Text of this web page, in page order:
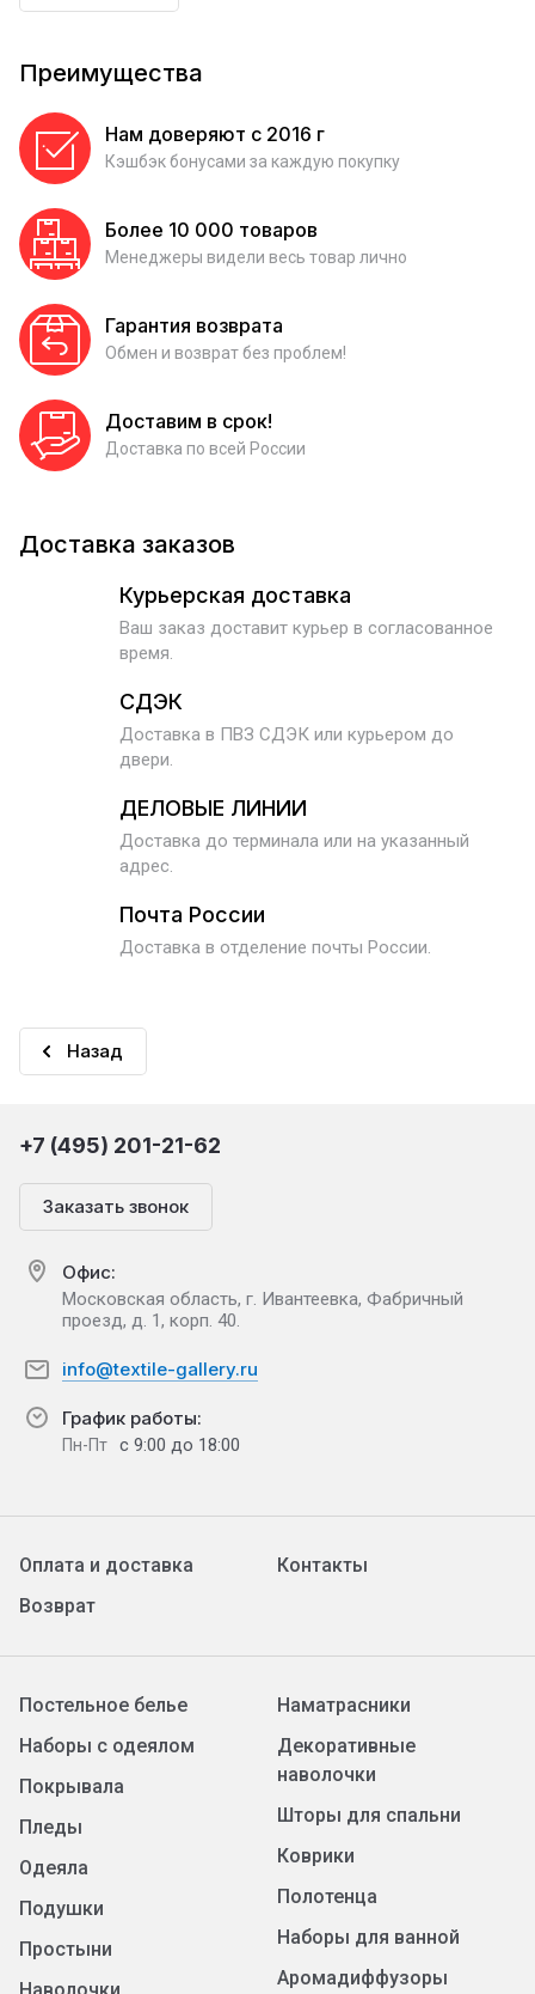
Преимущества
Нам доверяют с 2016 г
Кэшбэк бонусами за каждую покупку
Более 10 000 товаров
Менеджеры видели весь товар лично
Гарантия возврата
Обмен и возврат без проблем!
Доставим в срок!
Доставка по всей России
Доставка заказов
Курьерская доставка
Ваш заказ доставит курьер в согласованное
время.
СДЭК
Доставка в ПВЗ СДЭК или курьером до
двери.
ДЕЛОВЫЕ ЛИНИИ
Доставка до терминала или на указанный
адрес.
Почта России
Доставка в отделение почты России.
Назад
+7 (495) 201-21-62
Заказать звонок
Офис:
Московская область, г. Ивантеевка, Фабричный
проезд, д. 1, корп. 40.
info@textile-gallery.ru
График работы:
Пн-Пт с 9:00 до 18:00
Оплата и доставка
Возврат
Контакты
Постельное белье
Наборы с одеялом
Покрывала
Пледы
Одеяла
Подушки
Простыни
Наматрасники
Декоративные
наволочки
Шторы для спальни
Коврики
Полотенца
Наборы для ванной
Аромадиффузоры